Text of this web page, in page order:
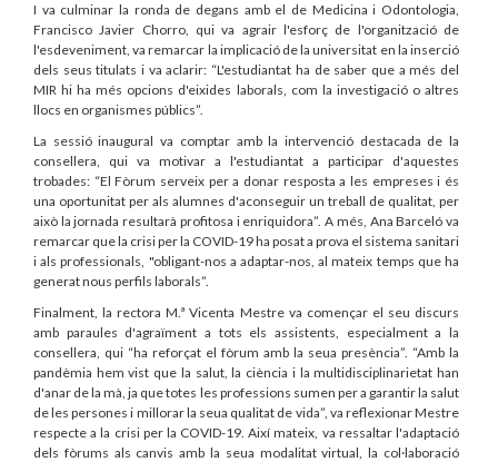
I va culminar la ronda de degans amb el de Medicina i Odontologia,
Francisco Javier Chorro, qui va agrair l'esforç de l'organització de
l'esdeveniment, va remarcar la implicació de la universitat en la inserció
dels seus titulats i va aclarir: “L'estudiantat ha de saber que a més del
MIR hi ha més opcions d'eixides laborals, com la investigació o altres
llocs en organismes públics”.
La sessió inaugural va comptar amb la intervenció destacada de la
consellera, qui va motivar a l'estudiantat a participar d'aquestes
trobades: “El Fòrum serveix per a donar resposta a les empreses i és
una oportunitat per als alumnes d'aconseguir un treball de qualitat, per
això la jornada resultarà profitosa i enriquidora”. A més, Ana Barceló va
remarcar que la crisi per la COVID-19 ha posat a prova el sistema sanitari
i als professionals, "obligant-nos a adaptar-nos, al mateix temps que ha
generat nous perfils laborals”.
Finalment, la rectora M.ª Vicenta Mestre va començar el seu discurs
amb paraules d'agraïment a tots els assistents, especialment a la
consellera, qui “ha reforçat el fòrum amb la seua presència”. “Amb la
pandèmia hem vist que la salut, la ciència i la multidisciplinarietat han
d'anar de la mà, ja que totes les professions sumen per a garantir la salut
de les persones i millorar la seua qualitat de vida”, va reflexionar Mestre
respecte a la crisi per la COVID-19. Així mateix, va ressaltar l'adaptació
dels fòrums als canvis amb la seua modalitat virtual, la col·laboració